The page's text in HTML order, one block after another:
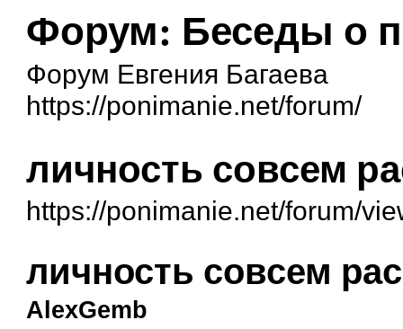
Форум: Беседы о
Форум Евгения Багаева
https://ponimanie.net/forum/
личность совсем
https://ponimanie.net/forum/
личность совсем
AlexGemb